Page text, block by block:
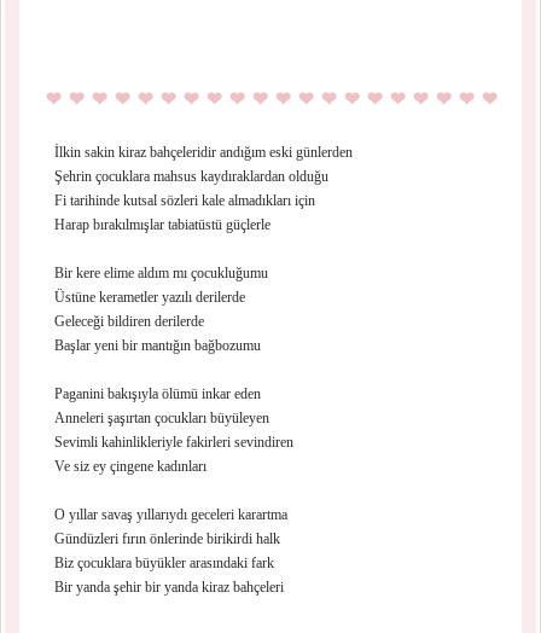
İlkin sakin kiraz bahçeleridir andığım eski günlerden
Şehrin çocuklara mahsus kaydıraklardan olduğu
Fi tarihinde kutsal sözleri kale almadıkları için
Harap bırakılmışlar tabiatüstü güçlerle
Bir kere elime aldım mı çocukluğumu
Üstüne kerametler yazılı derilerde
Geleceği bildiren derilerde
Başlar yeni bir mantığın bağbozumu
Paganini bakışıyla ölümü inkar eden
Anneleri şaşırtan çocukları büyüleyen
Sevimli kahinlikleriyle fakirleri sevindiren
Ve siz ey çingene kadınları
O yıllar savaş yıllarıydı geceleri karartma
Gündüzleri fırın önlerinde birikirdi halk
Biz çocuklara büyükler arasındaki fark
Bir yanda şehir bir yanda kiraz bahçeleri